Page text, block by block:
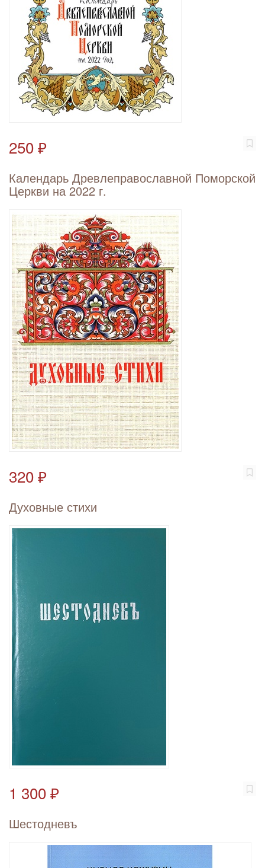
250 ₽
Календарь Древлеправославной Поморской
Церкви на 2022 г.
320 ₽
Духовные стихи
1 300 ₽
Шестодневъ